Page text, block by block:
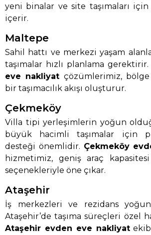
yeni binalar ve site taşımaları
içerir.
Maltepe
Sahil hattı ve merkezi yaşam
taşımalar hızlı planlama gerektirir.
eve nakliyat çözümlerimiz, bölge
bir taşımacılık akışı oluşturur.
Çekmeköy
Villa tipi yerleşimlerin yoğun
büyük hacimli taşımalar için
desteği önemlidir. Çekmeköy
hizmetimiz, geniş araç
seçenekleriyle öne çıkar.
Ataşehir
İş merkezleri ve rezidans
Ataşehir’de taşıma süreçleri özel
Ataşehir evden eve nakliyat